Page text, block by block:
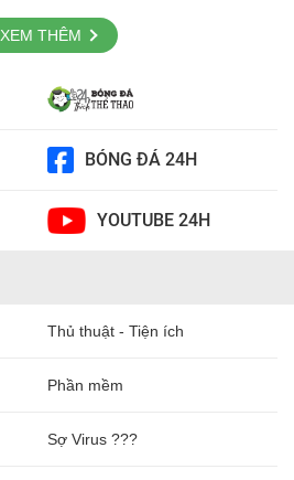
XEM THÊM
BÓNG ĐÁ 24H
YOUTUBE 24H
Thủ thuật - Tiện ích
Phần mềm
Sợ Virus ???